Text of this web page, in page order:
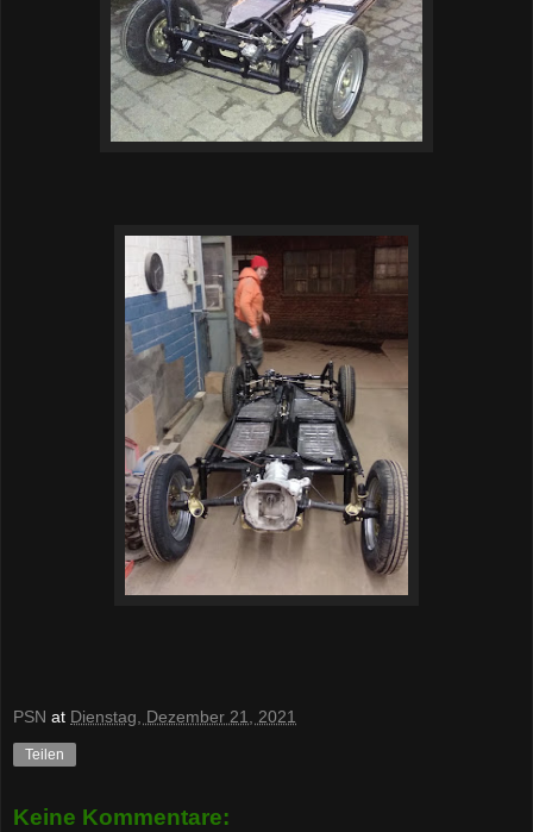
PSN at Dienstag, Dezember 21, 2021
Teilen
Keine Kommentare: